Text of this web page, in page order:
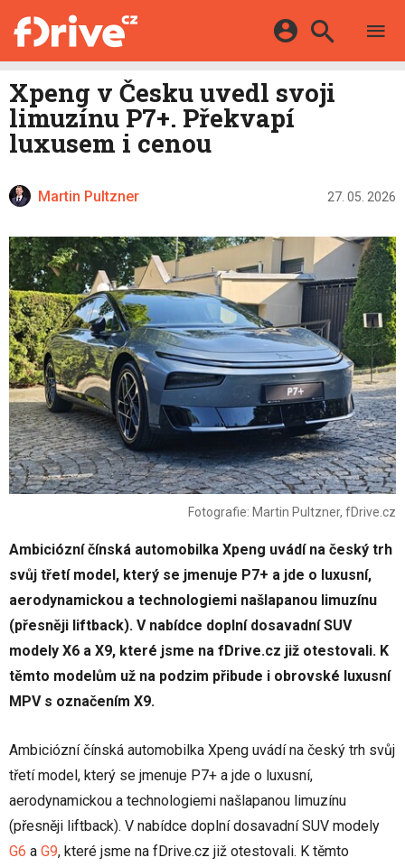
KATALOG
MAPA STANIC
DALŠÍ
HYBRIDY
E-MOTORSPORT
OSTATNÍ
Facebook Google
Xpeng v Česku uvedl svoji
limuzínu P7+. Překvapí
luxusem i cenou
Martin Pultzner 27. 05. 2026
Fotografie: Martin Pultzner, fDrive.cz
Ambiciózní čínská automobilka Xpeng uvádí na český trh
svůj třetí model, který se jmenuje P7+ a jde o luxusní,
aerodynamickou a technologiemi našlapanou limuzínu
(přesněji liftback). V nabídce doplní dosavadní SUV
modely X6 a X9, které jsme na fDrive.cz již otestovali. K
těmto modelům už na podzim přibude i obrovské luxusní
MPV s označením X9.
Ambiciózní čínská automobilka Xpeng uvádí na český trh svůj
třetí model, který se jmenuje P7+ a jde o luxusní,
aerodynamickou a technologiemi našlapanou limuzínu
(přesněji liftback). V nabídce doplní dosavadní SUV modely
G6 a G9, které jsme na fDrive.cz již otestovali. K těmto